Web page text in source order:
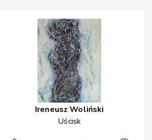
Ireneusz Woliński
Uścisk